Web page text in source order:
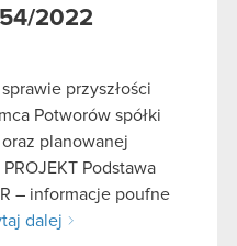
2022
przyszłości
Potworów spółki
planowanej
Podstawa
– informacje poufne
dalej